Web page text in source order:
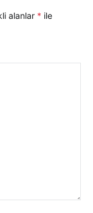
alanlar * ile